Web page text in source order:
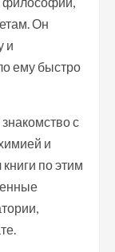
Он
и
ему быстро
с
и
по этим